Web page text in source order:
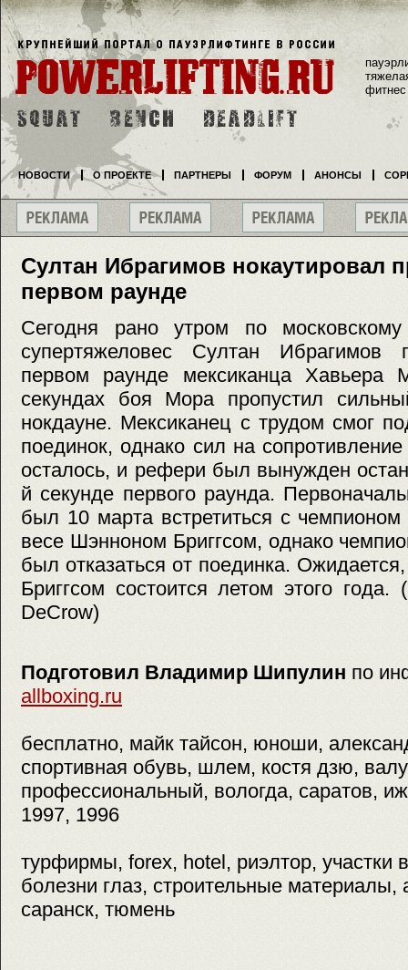
Султан Ибрагимов нокаутировал
первом раунде
Сегодня рано утром по московскому
супертяжеловес Султан Ибрагимов
первом раунде мексиканца
секундах боя Мора пропустил
нокдауне. Мексиканец с трудом смог
поединок, однако сил на сопротивление
осталось, и рефери был вынужден
й секунде первого раунда.
был 10 марта встретиться с
весе Шэнноном Бриггсом, однако
был отказаться от поединка.
Бриггсом состоится летом этого
DeCrow)
Подготовил Владимир Шипулин по
allboxing.ru
бесплатно, майк тайсон, юноши,
спортивная обувь, шлем, костя дзю,
профессиональный, вологда, саратов,
1997, 1996
турфирмы, forex, hotel, риэлтор, участки
болезни глаз, строительные материалы,
саранск, тюмень
фитнес
НОВОСТИ О ПРОЕКТЕ ПАРТНЕРЫ ФОРУМ АНОНСЫ